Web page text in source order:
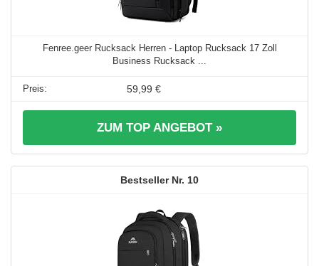
Fenree.geer Rucksack Herren - Laptop Rucksack 17 Zoll
Business Rucksack ...
59,99 €
ZUM TOP ANGEBOT »
10